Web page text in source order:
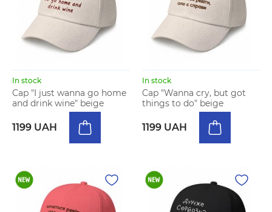
In stock
Cap "I just wanna go home
and drink wine" beige
1199 UAH
In stock
Cap "Wanna cry, but got
things to do" beige
1199 UAH